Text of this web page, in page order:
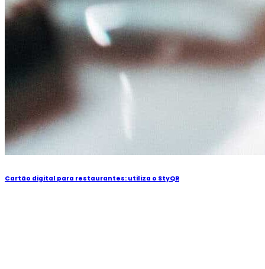
Cartão digital para restaurantes: utiliza o StyQR